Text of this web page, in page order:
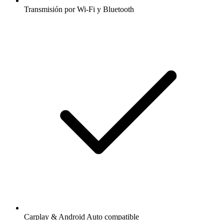
Transmisión por Wi-Fi y Bluetooth
Carplay & Android Auto compatible